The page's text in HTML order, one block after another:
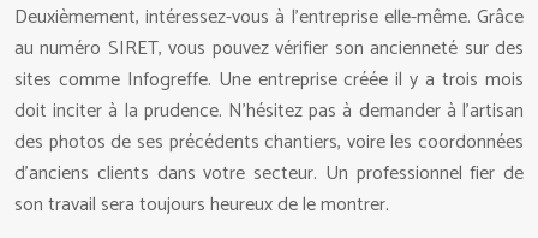
Deuxièmement, intéressez-vous à l’entreprise elle-même. Grâce
au numéro SIRET, vous pouvez vérifier son ancienneté sur des
sites comme Infogreffe. Une entreprise créée il y a trois mois
doit inciter à la prudence. N’hésitez pas à demander à l’artisan
des photos de ses précédents chantiers, voire les coordonnées
d’anciens clients dans votre secteur. Un professionnel fier de
son travail sera toujours heureux de le montrer.